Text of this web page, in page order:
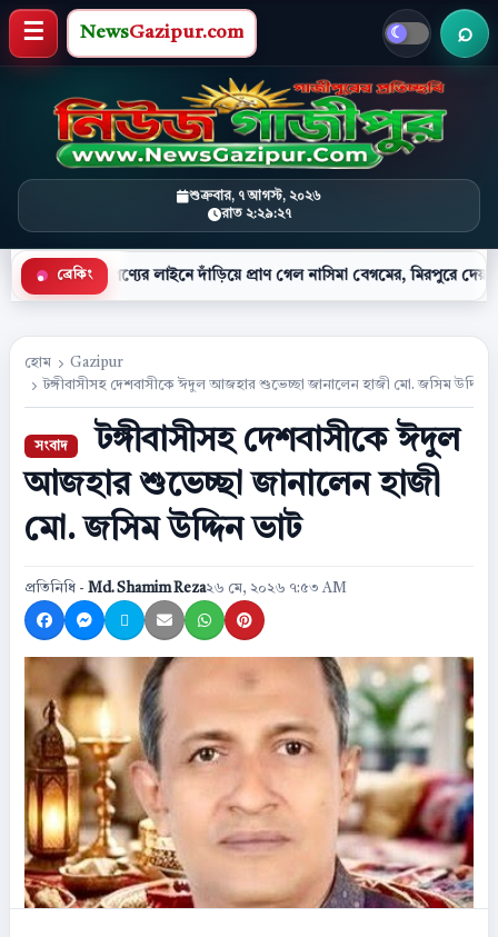
শুক্রবার, ৭ আগস্ট, ২০২৬
রাত ২:২৯:২৮
মেনু খুলুন
NewsGazipur.com
● ব্রেকিং
লাইনে দাঁড়িয়ে প্রাণ গেল নাসিমা বেগমের, মিরপুরে দেয়াল ধসে নিহত ২
হোম
Gazipur
টঙ্গীবাসীসহ দেশবাসীকে ঈদুল আজহার শুভেচ্ছা জানালেন হাজী মো. জসিম উদ্দিন
টঙ্গীবাসীসহ দেশবাসীকে ঈদুল
আজহার শুভেচ্ছা জানালেন হাজী
মো. জসিম উদ্দিন ভাট
প্রতিনিধি - Md. Shamim Reza২৬ মে, ২০২৬ ৭:৫৩ AM
Share on Facebook
Share on Messenger
Share on XShare by Email
Share on WhatsApp
Share on Pinterest